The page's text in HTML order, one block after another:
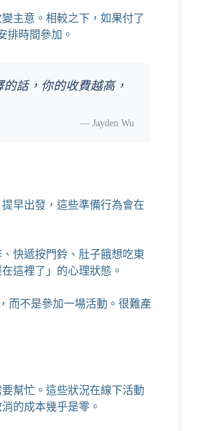
主意。相較之下，如果付了
排時間參加。
話，你的收費越高，
—Jayden Wu
早出發，這些準備行為會在
快遞按門鈴、肚子餓想吃東
這裡了」的心理狀態。
而不是參加一場活動。很難產
幫忙。這些狀況在線下活動
的成本幾乎是零。